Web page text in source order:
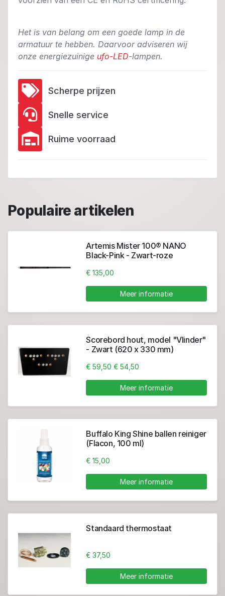
Het is van belang om een goede lamp in de
armatuur te hebben. Daarvoor adviseren wij
onze energiezuinige ufo-LED-lampen.
Scherpe prijzen
Snelle service
Ruime voorraad
Populaire artikelen
Artemis Mister 100® NANO
Black-Pink - Zwart-roze
€ 135,00
Meer informatie
Scorebord hout, model "Vlinder"
- Zwart (620 x 330 mm)
€ 59,50 € 54,50
Meer informatie
Buffalo King Shine ballen reiniger
(Flacon, 100 ml)
€ 15,00
Meer informatie
Standaard thermostaat
€ 37,50
Meer informatie